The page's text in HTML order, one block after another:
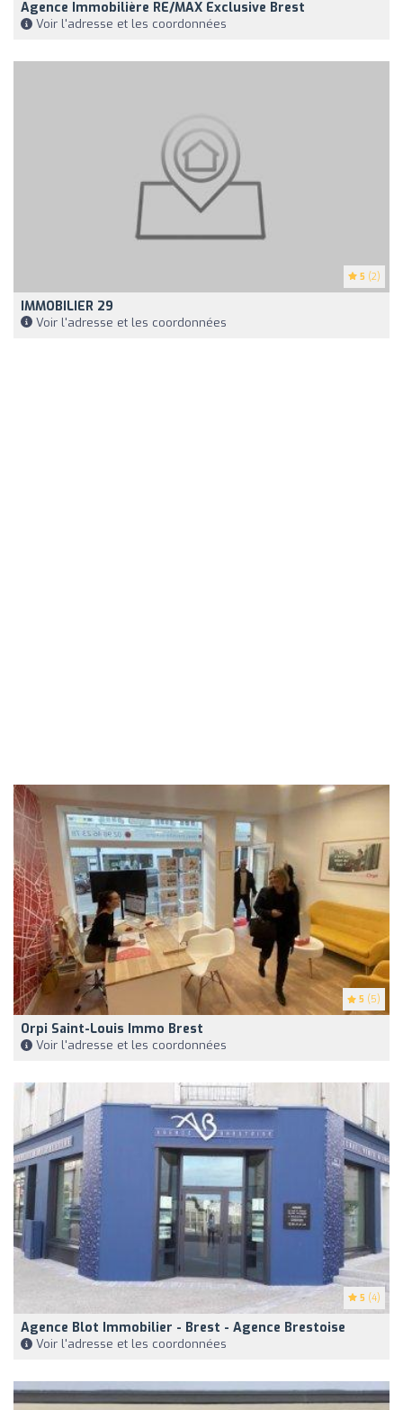
Agence Immobilière RE/MAX Exclusive Brest
Voir l'adresse et les coordonnées
5 (2)
IMMOBILIER 29
Voir l'adresse et les coordonnées
5 (5)
Orpi Saint-Louis Immo Brest
Voir l'adresse et les coordonnées
5 (4)
Agence Blot Immobilier - Brest - Agence Brestoise
Voir l'adresse et les coordonnées